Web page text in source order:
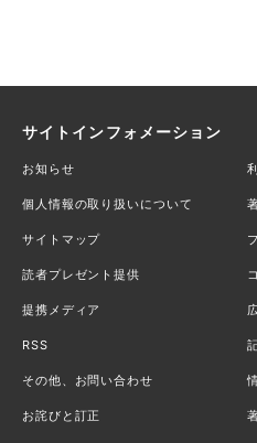
サイトインフォメーション
お知らせ
個人情報の取り扱いについて
サイトマップ
読者プレゼント提供
提携メディア
RSS
その他、お問い合わせ
お詫びと訂正